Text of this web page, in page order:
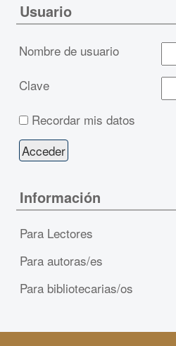
Usuario
Nombre de usuario
Clave
Recordar mis datos
Información
Para Lectores
Para autoras/es
Para bibliotecarias/os